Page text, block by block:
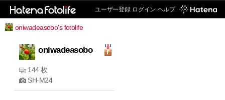
ユーザー登録 ログイン ヘルプ
oniwadeasobo's fotolife
oniwadeasobo
144 枚
SH-M24